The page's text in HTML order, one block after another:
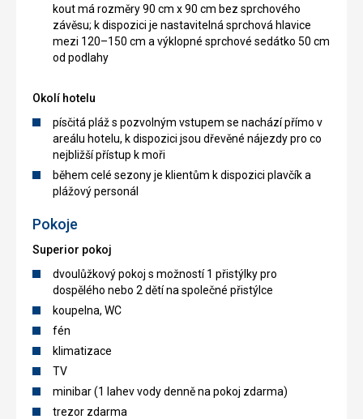
kout má rozměry 90 cm x 90 cm bez sprchového
závěsu; k dispozici je nastavitelná sprchová hlavice
mezi 120–150 cm a výklopné sprchové sedátko 50 cm
od podlahy
Okolí hotelu
písčitá pláž s pozvolným vstupem se nachází přímo v
areálu hotelu, k dispozici jsou dřevěné nájezdy pro co
nejbližší přístup k moři
během celé sezony je klientům k dispozici plavčík a
plážový personál
Pokoje
Superior pokoj
dvoulůžkový pokoj s možností 1 přistýlky pro
dospělého nebo 2 dětí na společné přistýlce
koupelna, WC
fén
klimatizace
TV
minibar (1 lahev vody denně na pokoj zdarma)
trezor zdarma